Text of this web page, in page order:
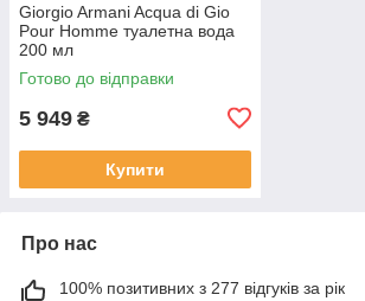
Giorgio Armani Acqua di Gio
Pour Homme туалетна вода
200 мл
Готово до відправки
5 949 ₴
Купити
Про нас
100% позитивних з 277 відгуків за рік